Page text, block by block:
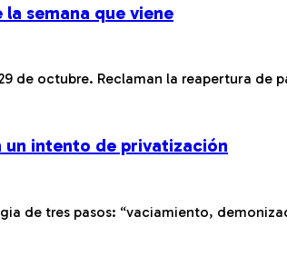
semana que viene
de octubre. Reclaman la reapertura de
un intento de privatización
de tres pasos: “vaciamiento,